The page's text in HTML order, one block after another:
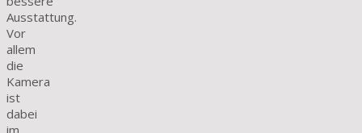
Ausstattung.
Vor
allem
die
Kamera
ist
dabei